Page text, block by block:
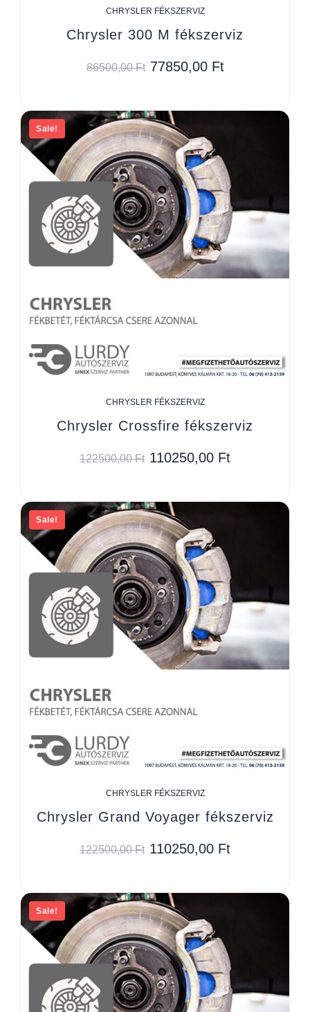
CHRYSLER FÉKSZERVIZ
Chrysler 300 M fékszerviz
86500,00Ft 77850,00 Ft
Sale!
CHRYSLER FÉKSZERVIZ
Chrysler Crossfire fékszerviz
122500,00Ft 110250,00 Ft
Sale!
CHRYSLER FÉKSZERVIZ
Chrysler Grand Voyager fékszerviz
122500,00Ft 110250,00 Ft
Sale!